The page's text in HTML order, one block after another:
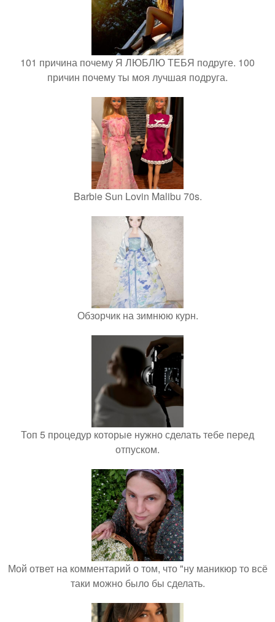
101 причина почему Я ЛЮБЛЮ ТЕБЯ подруге. 100
причин почему ты моя лучшая подруга.
Barbie Sun Lovin Malibu 70s.
Обзорчик на зимнюю курн.
Топ 5 процедур которые нужно сделать тебе перед
отпуском.
Мой ответ на комментарий о том, что "ну маникюр то всё
таки можно было бы сделать.